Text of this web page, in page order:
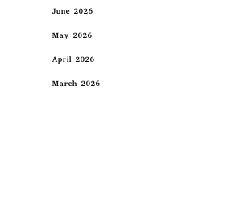
June 2026
May 2026
April 2026
March 2026